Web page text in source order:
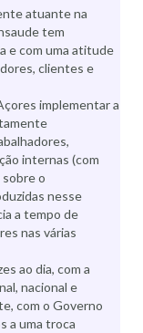
atuante na
tem
e com uma atitude
clientes e
implementar a
internas (com
o
nesse
a tempo de
nas várias
ao dia, com a
nacional e
com o Governo
a uma troca